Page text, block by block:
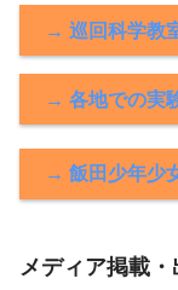
→ 巡回科学教
→ 各地での実
→ 飯田少年少
メディア掲載・